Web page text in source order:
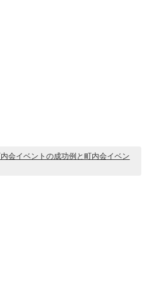
会イベントの成功例と町内会イベン